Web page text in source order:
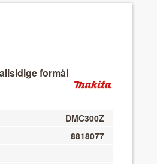
formål
DMC300Z
8818077